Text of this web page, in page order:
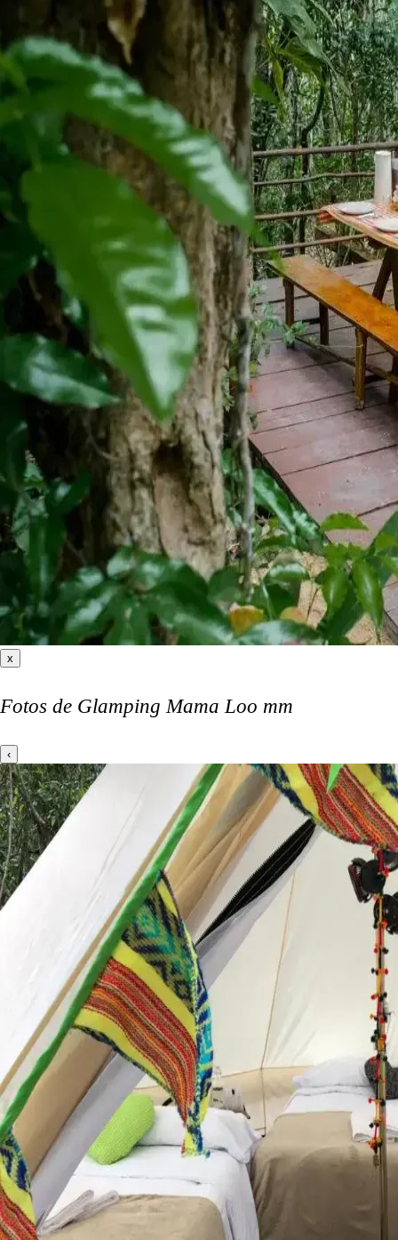
x
Fotos de Glamping Mama Loo mm
‹